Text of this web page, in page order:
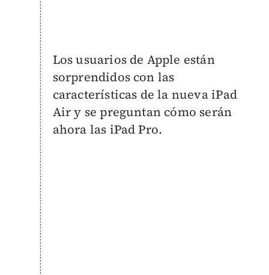
Los usuarios de Apple están
sorprendidos con las
características de la nueva iPad
Air y se preguntan cómo serán
ahora las iPad Pro.